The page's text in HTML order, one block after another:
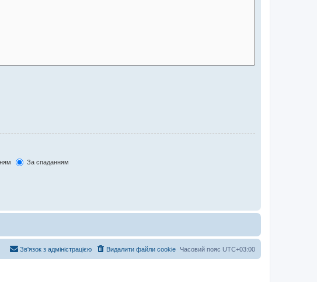
За спаданням
Часовий пояс UTC+03:00
Видалити файли cookie
Зв'язок з адміністрацією